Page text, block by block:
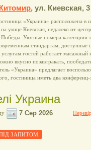
, ул. Киевская, 3
«Украина» расположена в
улице Киевская, недалеко от
Победы. Уютные номера категории
стандартам, доступные
гостей работает масажный
вкусно позавтракать,
«Украина» предлагает
гостиница иметь два
Украина
ПІД ЗАПИТОМ.